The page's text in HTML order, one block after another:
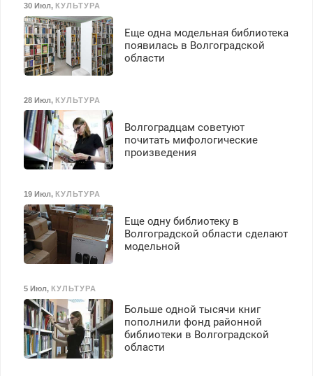
30 Июл, КУЛЬТУРА
Еще одна модельная библиотека
появилась в Волгоградской
области
28 Июл, КУЛЬТУРА
Волгоградцам советуют
почитать мифологические
произведения
19 Июл, КУЛЬТУРА
Еще одну библиотеку в
Волгоградской области сделают
модельной
5 Июл, КУЛЬТУРА
Больше одной тысячи книг
пополнили фонд районной
библиотеки в Волгоградской
области